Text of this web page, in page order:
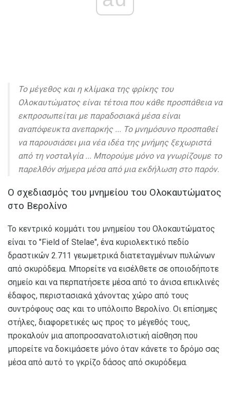
Το μέγεθος και η κλίμακα της φρίκης του
Ολοκαυτώματος είναι τέτοια που κάθε προσπάθεια να
εκπροσωπείται με παραδοσιακά μέσα είναι
αναπόφευκτα ανεπαρκής ... Το μνημόσυνο προσπαθεί
να παρουσιάσει μια νέα ιδέα της μνήμης ξεχωριστά
από τη νοσταλγία ... Μπορούμε μόνο να γνωρίζουμε το
παρελθόν σήμερα μέσα από μια εκδήλωση στο παρόν.
Ο σχεδιασμός του μνημείου του Ολοκαυτώματος
στο Βερολίνο
Το κεντρικό κομμάτι του μνημείου του Ολοκαυτώματος
είναι το "Field of Stelae", ένα κυριολεκτικό πεδίο
δραστικών 2.711 γεωμετρικά διατεταγμένων πυλώνων
από σκυρόδεμα. Μπορείτε να εισέλθετε σε οποιοδήποτε
σημείο και να περπατήσετε μέσα από το άνισα επικλινές
έδαφος, περιστασιακά χάνοντας χώρο από τους
συντρόφους σας και το υπόλοιπο Βερολίνο. Οι επίσημες
στήλες, διαφορετικές ως προς το μέγεθός τους,
προκαλούν μια αποπροσανατολιστική αίσθηση που
μπορείτε να δοκιμάσετε μόνο όταν κάνετε το δρόμο σας
μέσα από αυτό το γκρίζο δάσος από σκυρόδεμα.